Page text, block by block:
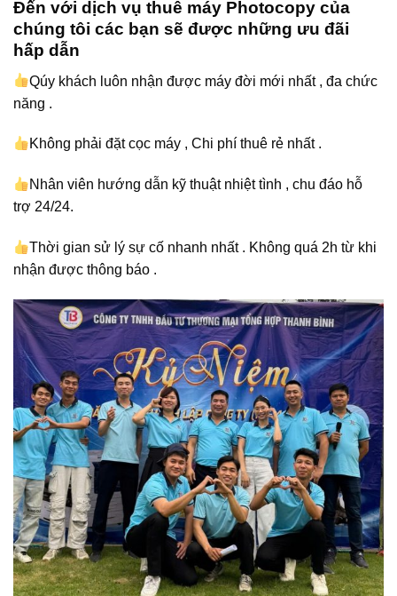
Đến với dịch vụ thuê máy Photocopy của
chúng tôi các bạn sẽ được những ưu đãi
hấp dẫn
Qúy khách luôn nhận được máy đời mới nhất , đa chức
năng .
Không phải đặt cọc máy , Chi phí thuê rẻ nhất .
Nhân viên hướng dẫn kỹ thuật nhiệt tình , chu đáo hỗ
trợ 24/24.
Thời gian sử lý sự cố nhanh nhất . Không quá 2h từ khi
nhận được thông báo .